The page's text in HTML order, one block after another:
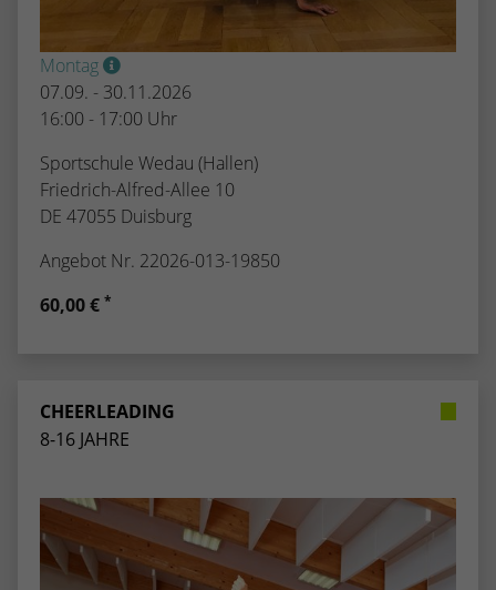
Montag
07.09. - 30.11.2026
16:00 - 17:00 Uhr
Sportschule Wedau (Hallen)
Friedrich-Alfred-Allee 10
DE 47055 Duisburg
Angebot Nr. 22026-013-19850
60,00 € *
CHEERLEADING
8-16 JAHRE